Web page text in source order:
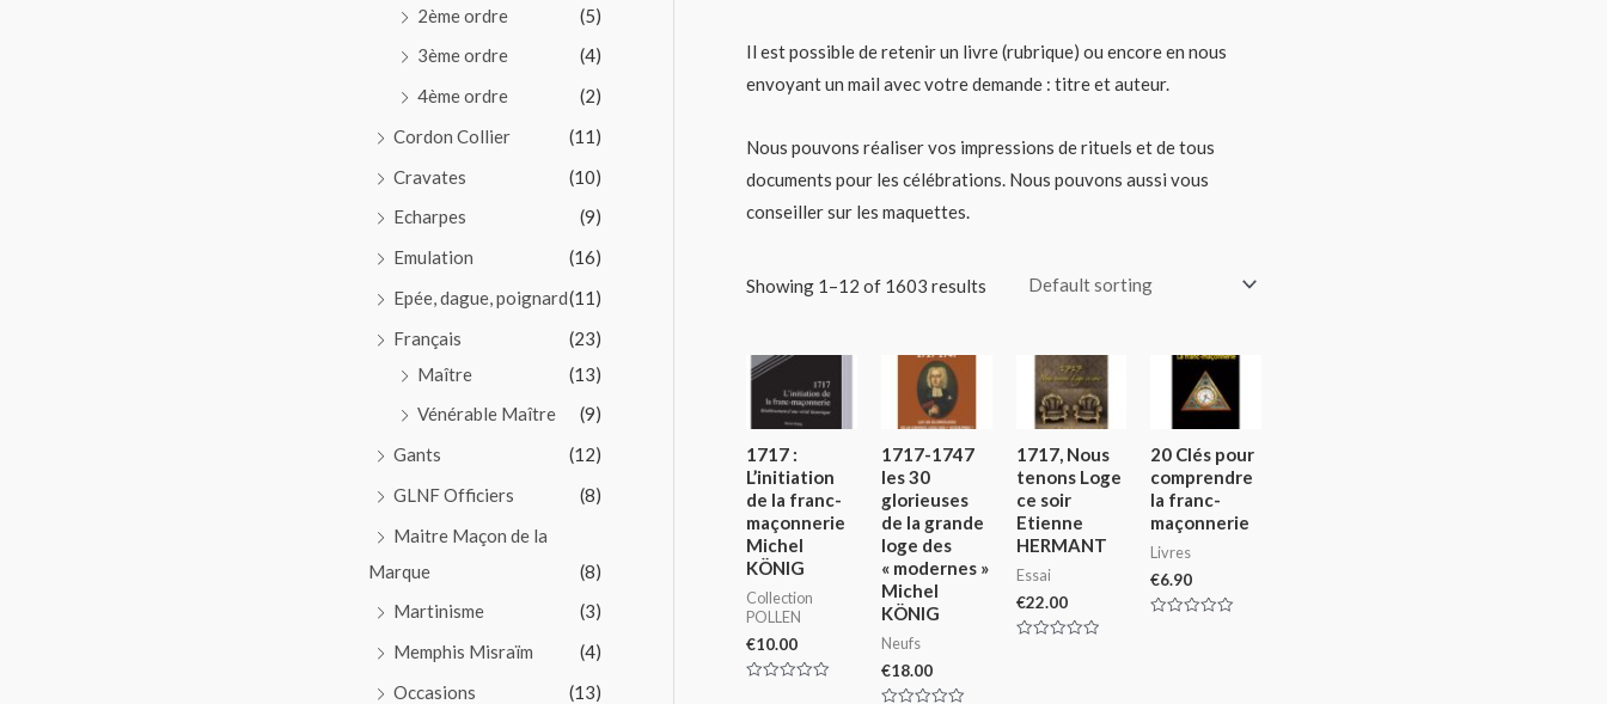
2ème ordre
(5)
3ème ordre
(4)
4ème ordre
(2)
Cordon Collier
(11)
Cravates
(10)
Echarpes
(9)
Emulation
(16)
Epée, dague, poignard(11)
Français
(23)
Maître
(13)
Vénérable Maître
(9)
Gants
(12)
GLNF Officiers
(8)
Maitre Maçon de la
Marque
(8)
Martinisme
(3)
Memphis Misraïm
(4)
Occasions
(13)
Il est possible de retenir un livre (rubrique) ou encore en nous
envoyant un mail avec votre demande : titre et auteur.
Nous pouvons réaliser vos impressions de rituels et de tous
documents pour les célébrations. Nous pouvons aussi vous
conseiller sur les maquettes.
Showing 1–12 of 1603 results
1717 :
L’initiation
de la franc-
maçonnerie
Michel
KÖNIG
Collection
POLLEN
€10.00
1717-1747
les 30
glorieuses
de la grande
loge des
« modernes »
Michel
KÖNIG
Neufs
€18.00
1717, Nous
tenons Loge
ce soir
Etienne
HERMANT
Essai
€22.00
20 Clés pour
comprendre
la franc-
maçonnerie
Livres
€6.90